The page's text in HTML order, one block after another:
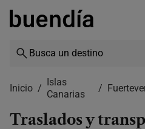
Skip
content
Inicio
Islas
Canarias
Traslados y